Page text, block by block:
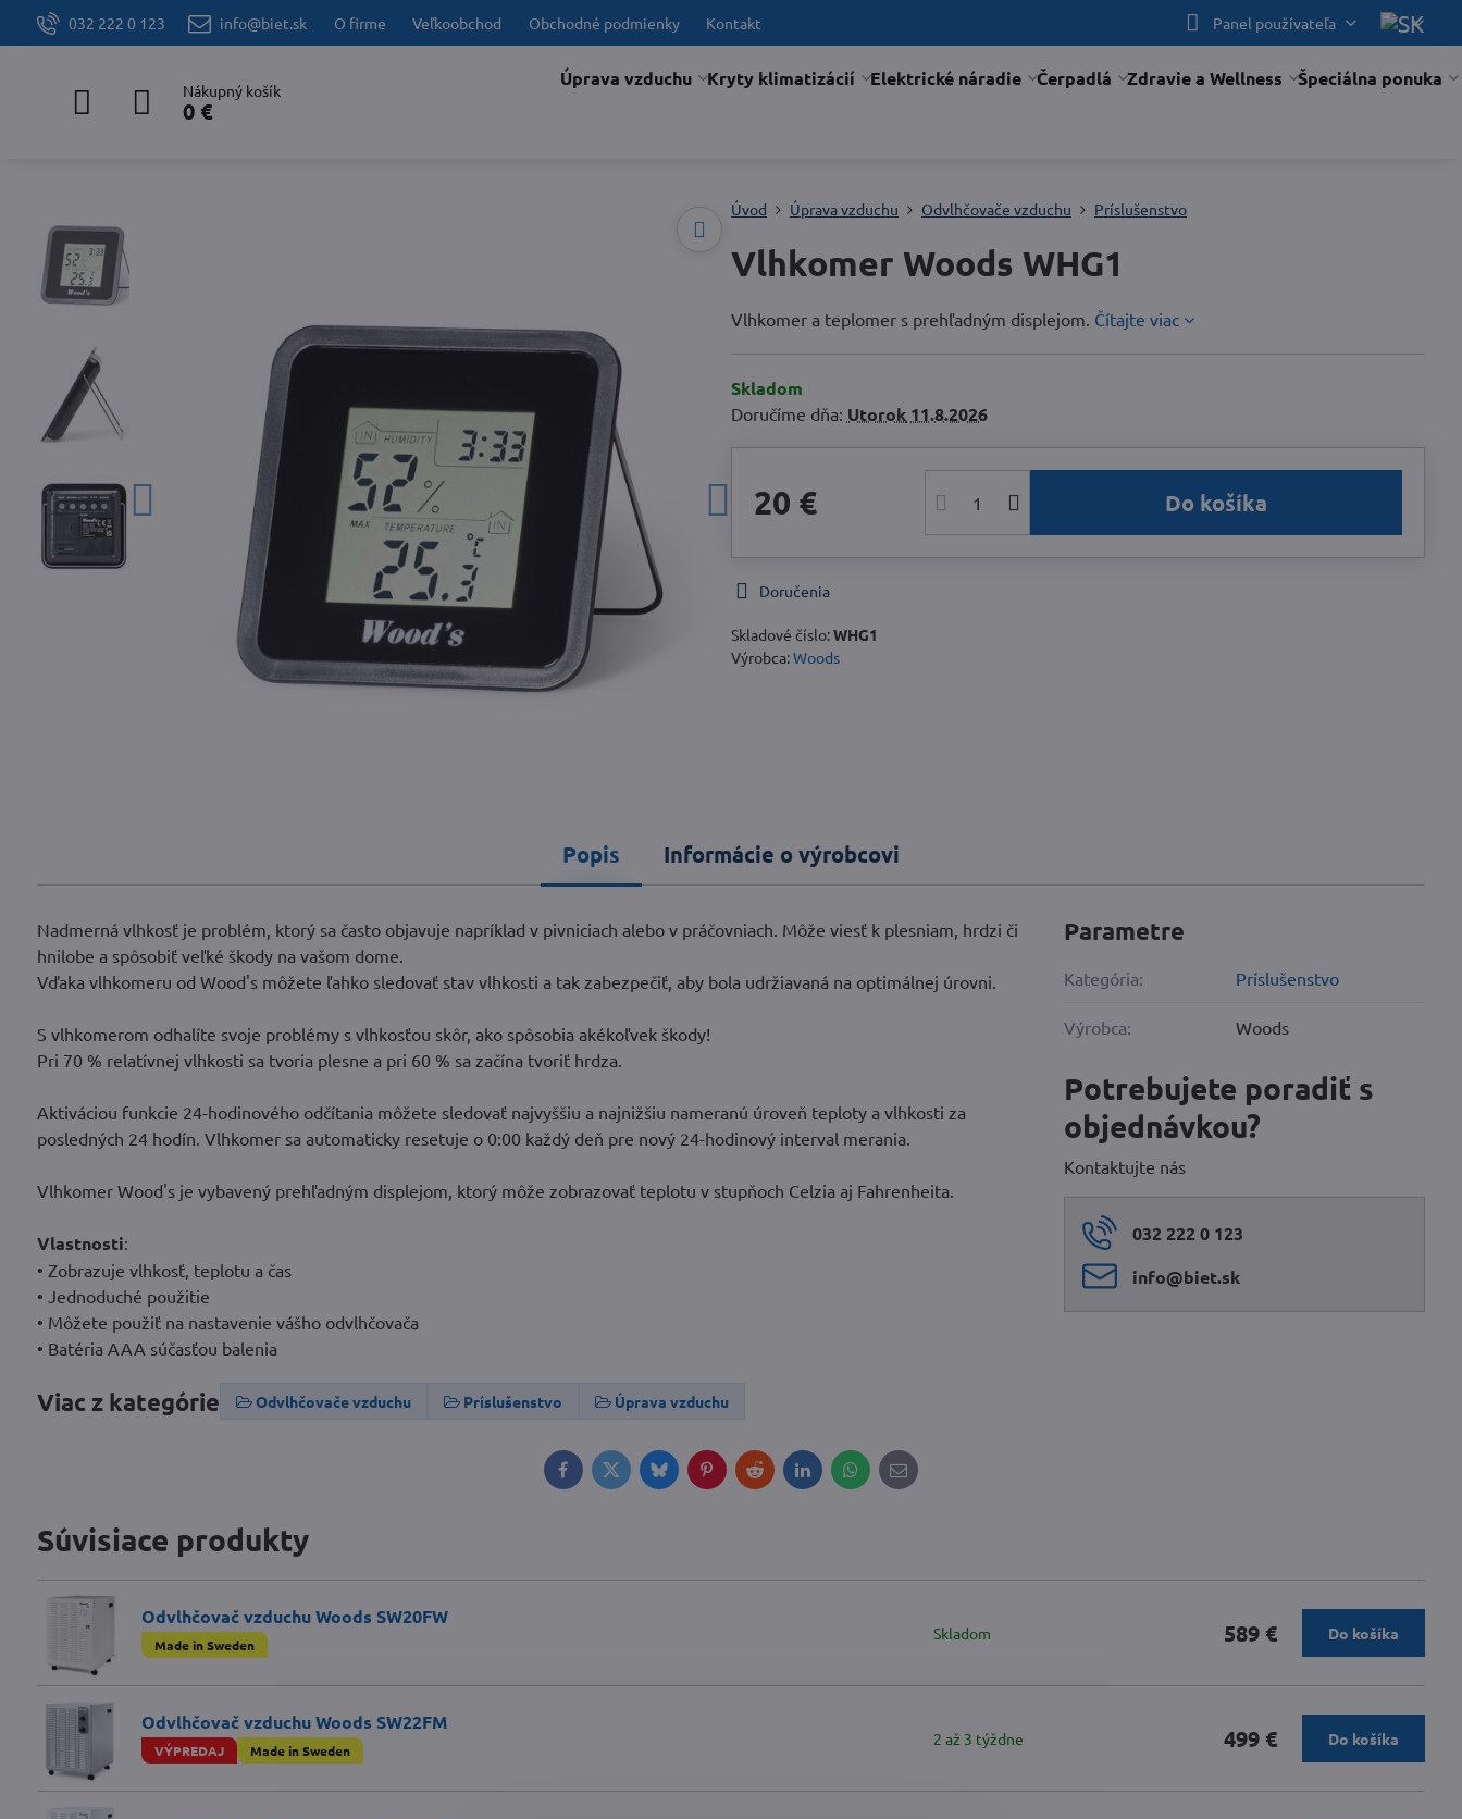
032 222 0 123 info@biet.sk O firme Veľkoobchod Obchodné podmienky Kontakt Panel používateľa
Nákupný košík
0 €
Úprava vzduchu Kryty klimatizácií Elektrické náradie Čerpadlá Zdravie a Wellness Špeciálna ponuka
Úvod Úprava vzduchu Odvlhčovače vzduchu Príslušenstvo
Vlhkomer Woods WHG1
Vlhkomer a teplomer s prehľadným displejom. Čítajte viac
Skladom
Doručíme dňa: Utorok11.8.2026
20 € Do košíka
Doručenia
Skladové číslo:WHG1
Výrobca:Woods
Popis Informácie o výrobcovi
Nadmerná vlhkosť je problém, ktorý sa často objavuje napríklad v pivniciach alebo v práčovniach. Môže viesť k plesniam, hrdzi či
hnilobe a spôsobiť veľké škody na vašom dome.
Vďaka vlhkomeru od Wood's môžete ľahko sledovať stav vlhkosti a tak zabezpečiť, aby bola udržiavaná na optimálnej úrovni.
S vlhkomerom odhalíte svoje problémy s vlhkosťou skôr, ako spôsobia akékoľvek škody!
Pri 70 % relatívnej vlhkosti sa tvoria plesne a pri 60 % sa začína tvoriť hrdza.
Aktiváciou funkcie 24-hodinového odčítania môžete sledovať najvyššiu a najnižšiu nameranú úroveň teploty a vlhkosti za
posledných 24 hodín. Vlhkomer sa automaticky resetuje o 0:00 každý deň pre nový 24-hodinový interval merania.
Vlhkomer Wood's je vybavený prehľadným displejom, ktorý môže zobrazovať teplotu v stupňoch Celzia aj Fahrenheita.
Vlastnosti:
• Zobrazuje vlhkosť, teplotu a čas
• Jednoduché použitie
• Môžete použiť na nastavenie vášho odvlhčovača
• Batéria AAA súčasťou balenia
Viac z kategórie Odvlhčovače vzduchu Príslušenstvo Úprava vzduchu
Parametre
Kategória: Príslušenstvo
Výrobca: Woods
Potrebujete poradiť s
objednávkou?
Kontaktujte nás
032 222 0 123
info​@biet​.sk
FacebookTwitterBlueskyPinterestRedditLinkedInWhatsApp
E-
mail
Súvisiace produkty
Odvlhčovač vzduchu Woods SW20FW
Made in Sweden
Skladom 589 € Do košíka
Odvlhčovač vzduchu Woods SW22FM
VÝPREDAJ Made in Sweden
2 až 3 týždne 499 € Do košíka